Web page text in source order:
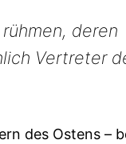
deren
Vertreter
des Ostens –